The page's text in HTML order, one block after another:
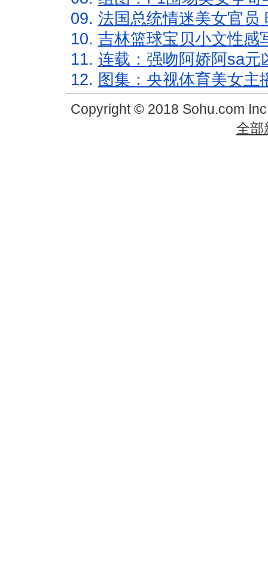
09. 法国总统情迷美女官员
10. 吉林篮球宝贝小文性感
11. 连载：强吻阿娇阿sa元
12. 图集：央视体育美女主
Copyright © 2018 Sohu.com
全部